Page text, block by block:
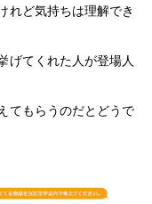
れど気持ちは理解でき
げてくれた人が登場人
てもらうのだとどうで